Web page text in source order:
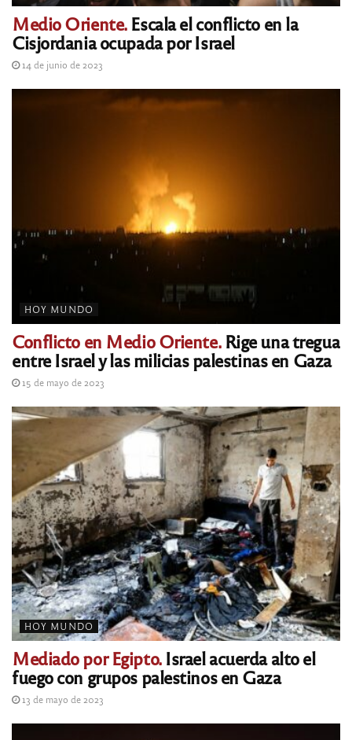
Medio Oriente.Escala el conflicto en la
Cisjordania ocupada por Israel
14 de junio de 2023
HOY MUNDO
Conflicto en Medio Oriente.Rige una tregua
entre Israel y las milicias palestinas en Gaza
15 de mayo de 2023
HOY MUNDO
Mediado por Egipto.Israel acuerda alto el
fuego con grupos palestinos en Gaza
13 de mayo de 2023